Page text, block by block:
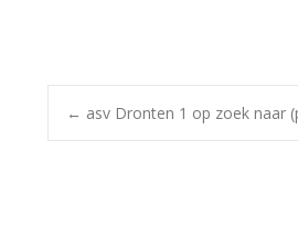
← asv Dronten 1 op zoek naar